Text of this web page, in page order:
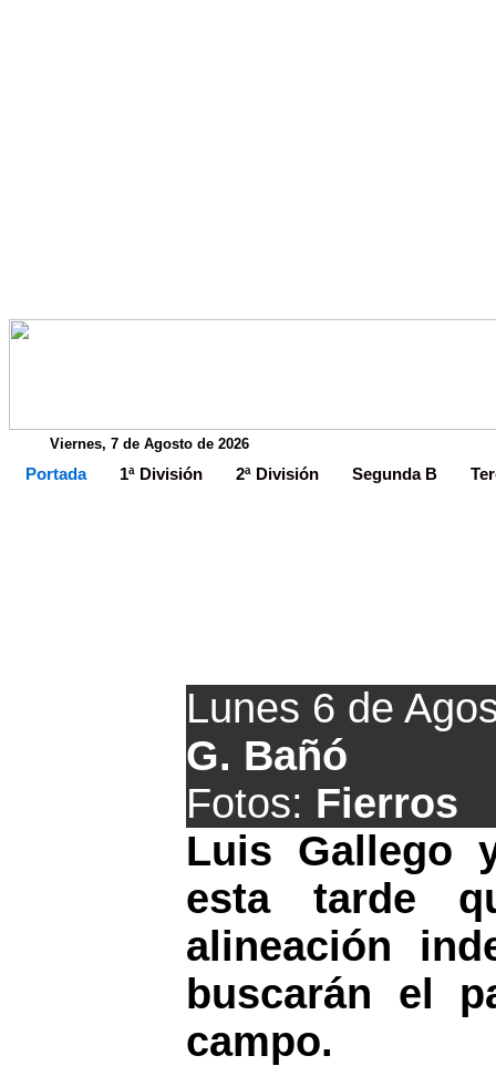
Viernes, 7 de Agosto de 2026
Portada 1ª División 2ª División Segunda B
Lunes 6 de
G. Bañó
Fotos: Fierros
Luis Gallego
esta tarde
alineación
buscarán el
campo.